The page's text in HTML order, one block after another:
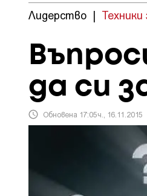
Лидерство | Техники
да си
Обновена 17:05ч., 16.11.2015